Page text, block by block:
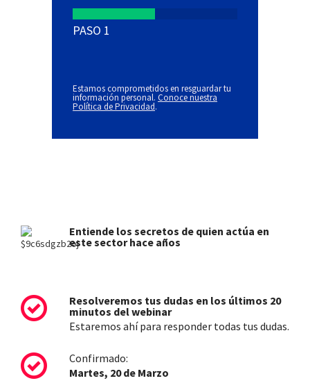
PASO 1
Estamos comprometidos en resguardar tu
información personal. Conoce nuestra
Política dePrivacidad.
Entiende los secretos de quien actúa en
este sector hace años
Resolveremos tus dudas en los últimos 20
minutos del webinar
Estaremos ahí para responder todas tus dudas.
Confirmado:
Martes, 20 de Marzo